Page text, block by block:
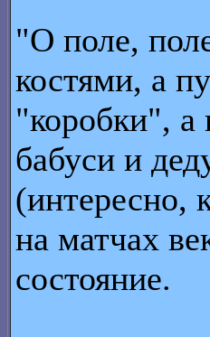
"О поле,
костями, а
"коробки", а
бабуси и
(интересно,
на матчах
состояние.